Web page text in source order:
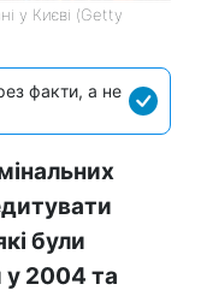
у Києві (Getty
факти, а не
були
у 2004 та